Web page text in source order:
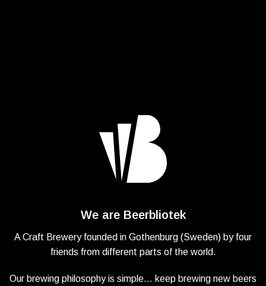
We are Beerbliotek
A Craft Brewery founded in Gothenburg (Sweden) by four
friends from different parts of the world.
Our brewing philosophy is simple… keep brewing new beers